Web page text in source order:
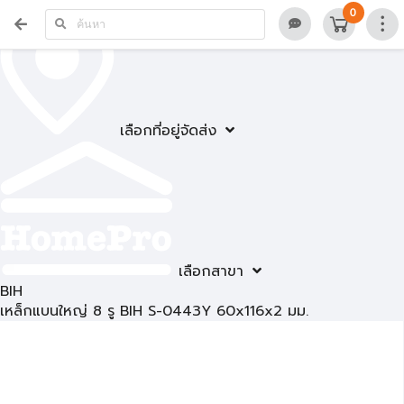
เลือกที่อยู่จัดส่ง
เลือกสาขา
0
BIH
เหล็กแบนใหญ่ 8 รู BIH S-0443Y 60x116x2 มม.